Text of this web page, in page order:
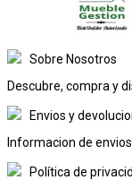
Sobre Nosotros
Descubre, compra y
Envios y
Informacion de
Política de